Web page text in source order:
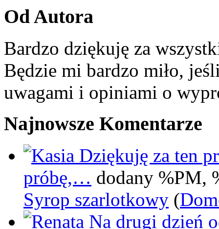
Od Autora
Bardzo dziękuję za
Będzie mi bardzo miło,
uwagami i opiniami o
Najnowsze Komentarze
Dziękuję za ten
próbę,… dodany %PM,
Syrop szarlotkowy (
Na drugi dzień